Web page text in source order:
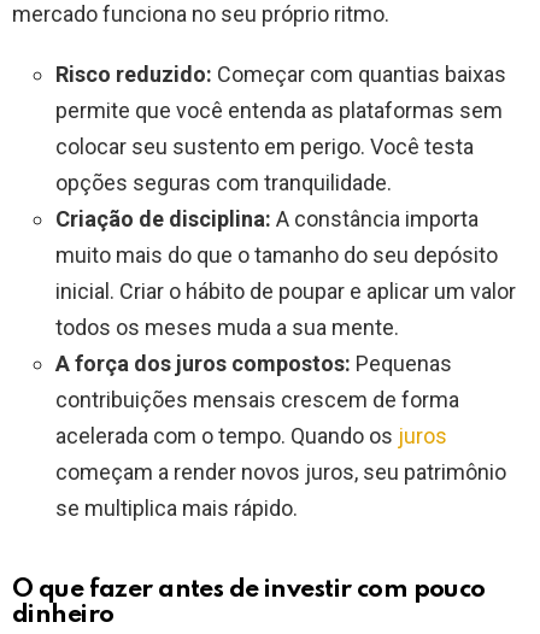
mercado funciona no seu próprio ritmo.
Risco reduzido: Começar com quantias baixas
permite que você entenda as plataformas sem
colocar seu sustento em perigo. Você testa
opções seguras com tranquilidade.
Criação de disciplina: A constância importa
muito mais do que o tamanho do seu depósito
inicial. Criar o hábito de poupar e aplicar um valor
todos os meses muda a sua mente.
A força dos juros compostos: Pequenas
contribuições mensais crescem de forma
acelerada com o tempo. Quando os juros
começam a render novos juros, seu patrimônio
se multiplica mais rápido.
O que fazer antes de investir com pouco
dinheiro